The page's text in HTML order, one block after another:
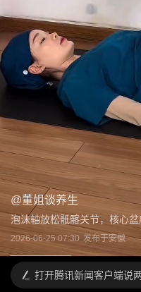
@董姐谈养生
泡沫轴放松骶髂关节，核心
2026-06-25 07:30 发布于安徽
打开腾讯新闻客户端说